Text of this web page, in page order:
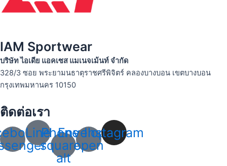
IAM Sportwear
บริษัท ไอเดีย แอคเซส แมเนจเม้นท์ จำกัด
328/3 ซอย พระยามนธาตุราชศรีพิจิตร์ คลองบางบอน เขตบางบอน
กรุงเทพมหานคร 10150
ติดต่อเรา
LinePhone-
square-
alt
Envelope-
open
Instagram